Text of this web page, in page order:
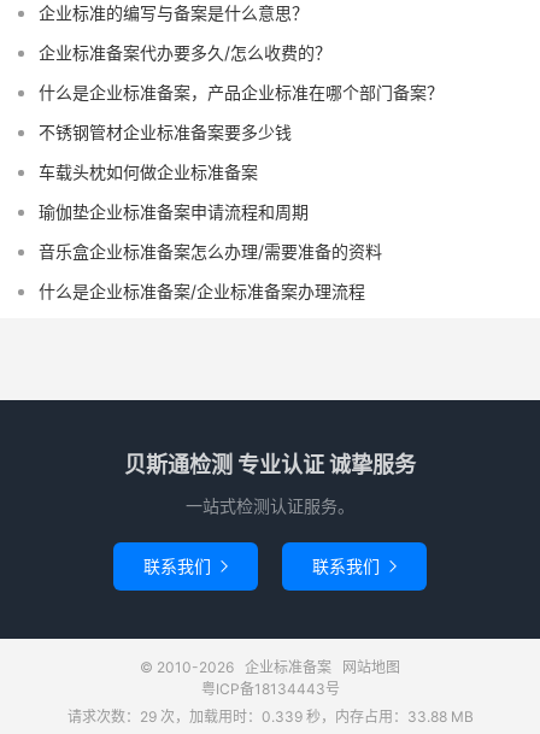
企业标准的编写与备案是什么意思？
企业标准备案代办要多久/怎么收费的？
什么是企业标准备案，产品企业标准在哪个部门备案？
不锈钢管材企业标准备案要多少钱
车载头枕如何做企业标准备案
瑜伽垫企业标准备案申请流程和周期
音乐盒企业标准备案怎么办理/需要准备的资料
什么是企业标准备案/企业标准备案办理流程
贝斯通检测 专业认证 诚挚服务
一站式检测认证服务。
联系我们  联系我们 
© 2010-2026 企业标准备案
网站地图
粤ICP备18134443号
请求次数：29 次，加载用时：0.339 秒，内存占用：33.88 MB